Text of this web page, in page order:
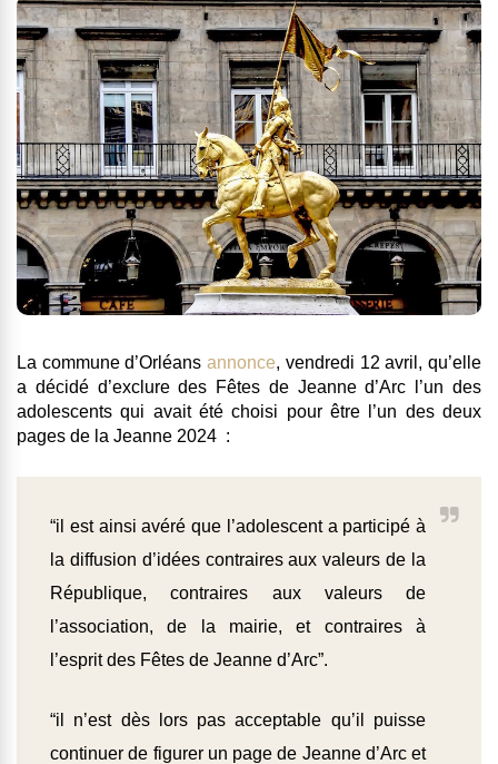
La commune d’Orléansannonce, vendredi 12 avril, qu’elle
a décidé d’exclure des Fêtes de Jeanne d’Arc l’un des
adolescents qui avait été choisi pour être l’un des deux
pages de la Jeanne 2024 :
“il est ainsi avéré que l’adolescent a participé à
la diffusion d’idées contraires aux valeurs de la
République, contraires aux valeurs de
l’association, de la mairie, et contraires à
l’esprit des Fêtes de Jeanne d’Arc”.
“il n’est dès lors pas acceptable qu’il puisse
continuer de figurer un page de Jeanne d’Arc et